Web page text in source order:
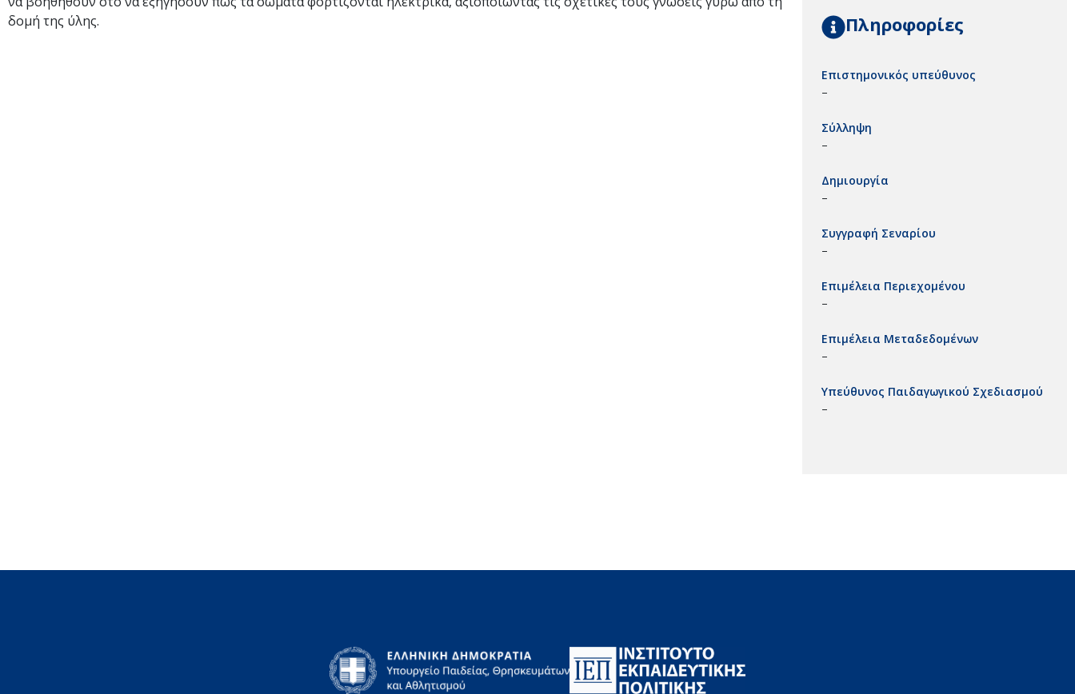
δομή της ύλης.
Πληροφορίες
Επιστημονικός υπεύθυνος
–
Σύλληψη
–
Δημιουργία
–
Συγγραφή Σεναρίου
–
Επιμέλεια Περιεχομένου
–
Επιμέλεια Μεταδεδομένων
–
Υπεύθυνος Παιδαγωγικού Σχεδιασμού
–